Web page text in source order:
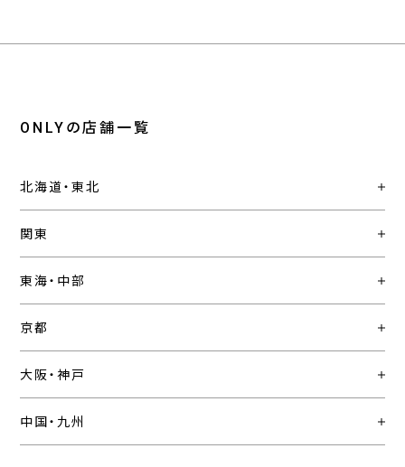
ONLYの店舗一覧
北海道・東北
関東
東海・中部
京都
大阪・神戸
中国・九州